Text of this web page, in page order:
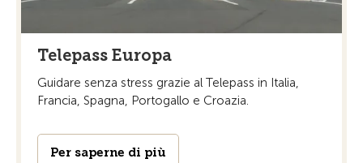
Telepass Europa
Guidare senza stress grazie al Telepass in Italia,
Francia, Spagna, Portogallo e Croazia.
Per saperne di più